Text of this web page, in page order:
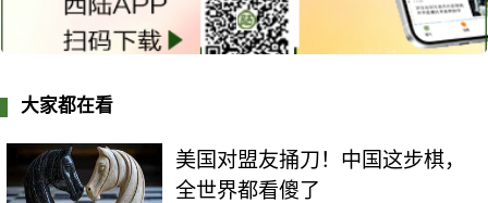
大家都在看
美国对盟友捅刀！中国这步棋，
全世界都看傻了